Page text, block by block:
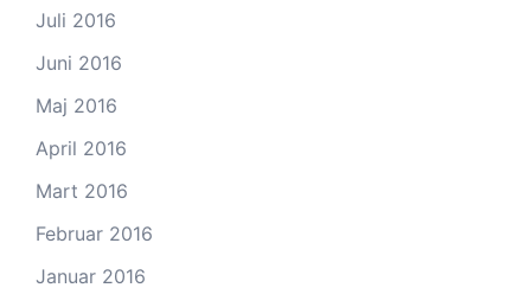
Juli 2016
Juni 2016
Maj 2016
April 2016
Mart 2016
Februar 2016
Januar 2016